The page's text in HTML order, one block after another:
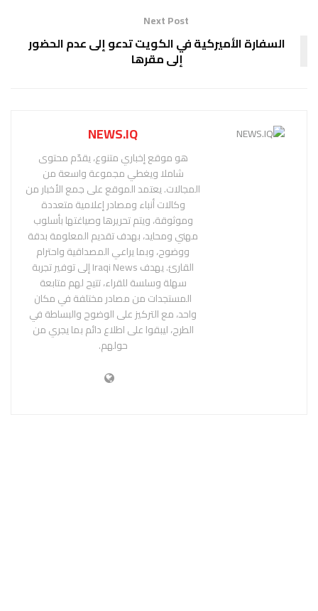
Next Post
السفارة الأميركية في الكويت تدعو إلى عدم الحضور
إلى مقرها
NEWS.IQ
هو موقع إخباري متنوع، يقدّم محتوى
شاملا ويغطي مجموعة واسعة من
المجالات. يعتمد الموقع على جمع الأخبار من
وكالات أنباء ومصادر إعلامية متعددة
وموثوقة، ويتم تحريرها وصياغتها بأسلوب
مهني ومحايد، بهدف تقديم المعلومة بدقة
ووضوح، وبما يراعي المصداقية واحترام
القارئ. يهدف Iraqi News إلى توفير تجربة
سهلة وسلسة للقراء، تتيح لهم متابعة
المستجدات من مصادر مختلفة في مكان
واحد، مع التركيز على الوضوح والبساطة في
الطرح، ليبقوا على اطلاع دائم بما يجري من
حولهم.